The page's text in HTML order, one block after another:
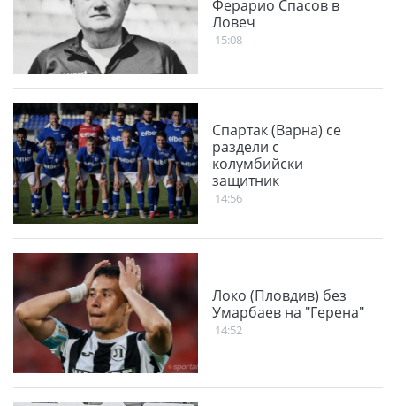
Ферарио Спасов в
Ловеч
15:08
Спартак (Варна) се
раздели с
колумбийски
защитник
14:56
Локо (Пловдив) без
Умарбаев на "Герена"
14:52